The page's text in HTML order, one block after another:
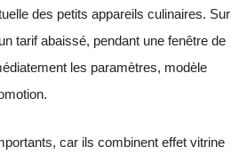
des petits appareils culinaires. Sur
tarif abaissé, pendant une fenêtre de
les paramètres, modèle
car ils combinent effet vitrine